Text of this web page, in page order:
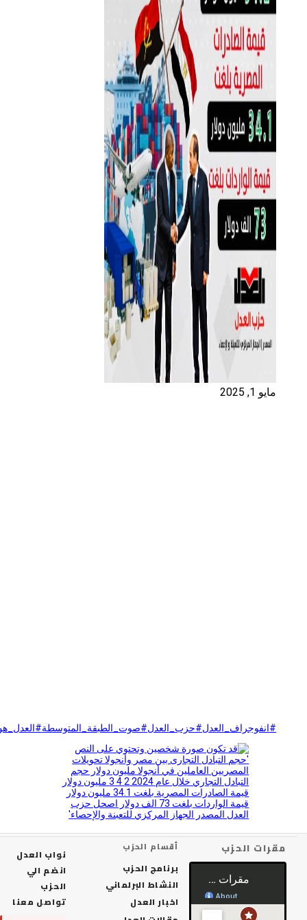
#انفوجراف_العدل#حزب_العدل#صوت_الطبقة_المتوسطة#العدل_هو_الأمل
الحزب أقسام الحزب
برنامج الحزب
النشاط البرلماني
اخبار العدل
نواب العدل
انضم الي
تواصل معنا